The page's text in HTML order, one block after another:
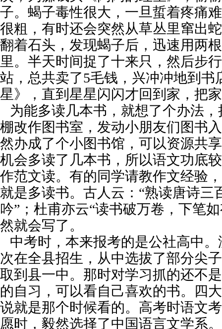
子。蝎子毒性很大，一旦蜇着疼痛
很粗，有时还会突然从草丛里窜出
翻着石头，发现蝎子后，迅速用两
里。半天时间捉了十来只，然后步
站，总共卖了5毛钱，兴冲冲地到书
星》，直到星星闪闪才回到家，把
为能多读几本书，就想了个办法
棚改作图书室，发动小朋友们图书
然办成了个小图书馆，可以资源共
机会多读了几本书，所以语文功底
作范文读。有的同学请教作文经验
就是多读书。古人云：“熟读唐诗三
吟”；杜甫亦云“读书破万卷，下笔
然就会写了。
中考时，本来报考的是公社高中
次在全县招生，从中选拔了部分尖
取到县一中。那时对学习抓的还不
的自习，可以看自己喜欢的书。四
说就是那个时候看的。高考时语文
愿时，毅然选择了中国语言文学系。